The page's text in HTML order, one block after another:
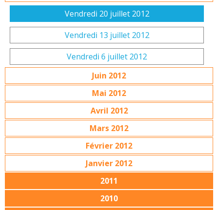
Vendredi 20 juillet 2012
Vendredi 13 juillet 2012
Vendredi 6 juillet 2012
Juin 2012
Mai 2012
Avril 2012
Mars 2012
Février 2012
Janvier 2012
2011
2010